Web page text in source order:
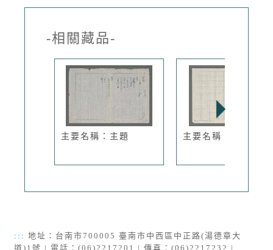
-相關藏品-
主要名稱：主題 主要名稱：熄燈吟
::: 地址：台南市700005 臺南市中西區中正路(湯德章大
道)1號 | 電話：(06)2217201 | 傳真：(06)2217232 |